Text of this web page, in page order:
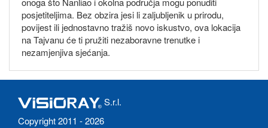
posjetiteljima. Bez obzira jesi li zaljubljenik u prirodu,
povijest ili jednostavno tražiš novo iskustvo, ova lokacija
na Tajvanu će ti pružiti nezaboravne trenutke i
nezamjenjiva sjećanja.
S.r.l.
Copyright 2011 - 2026